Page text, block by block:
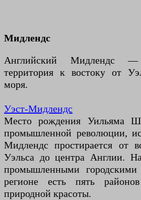
Мидлендс
Английский Мидлендс
территория к востоку от
моря.
Уэст-Мидлендс
Место рождения Уильяма
промышленной революции,
Мидлендс простирается от
Уэльса до центра Англии.
промышленными городскими
регионе есть пять
природной красоты.